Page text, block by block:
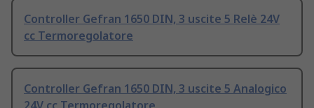
Controller Gefran 1650 DIN, 3 uscite 5 Relè 24V
cc Termoregolatore
Controller Gefran 1650 DIN, 3 uscite 5 Analogico